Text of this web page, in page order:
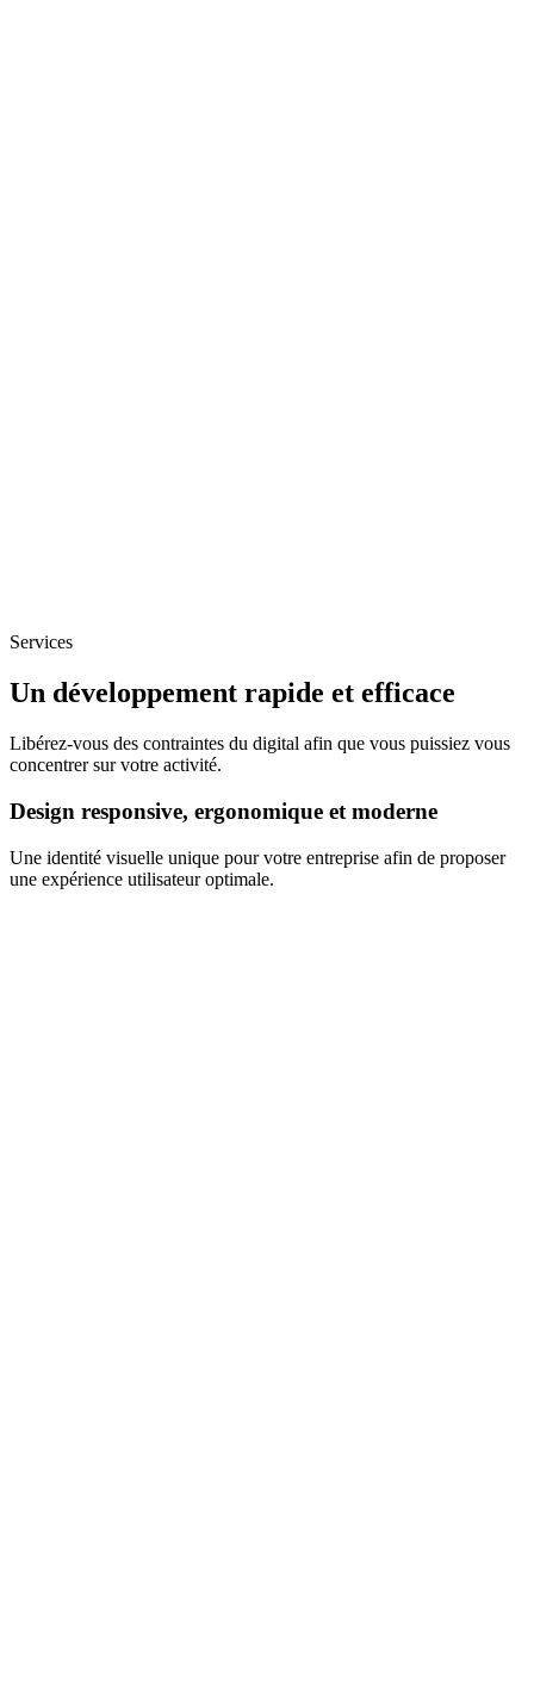
Services
Un développement rapide et efficace
Libérez-vous des contraintes du digital afin que vous puissiez vous
concentrer sur votre activité.
Design responsive, ergonomique et moderne
Une identité visuelle unique pour votre entreprise afin de proposer
une expérience utilisateur optimale.